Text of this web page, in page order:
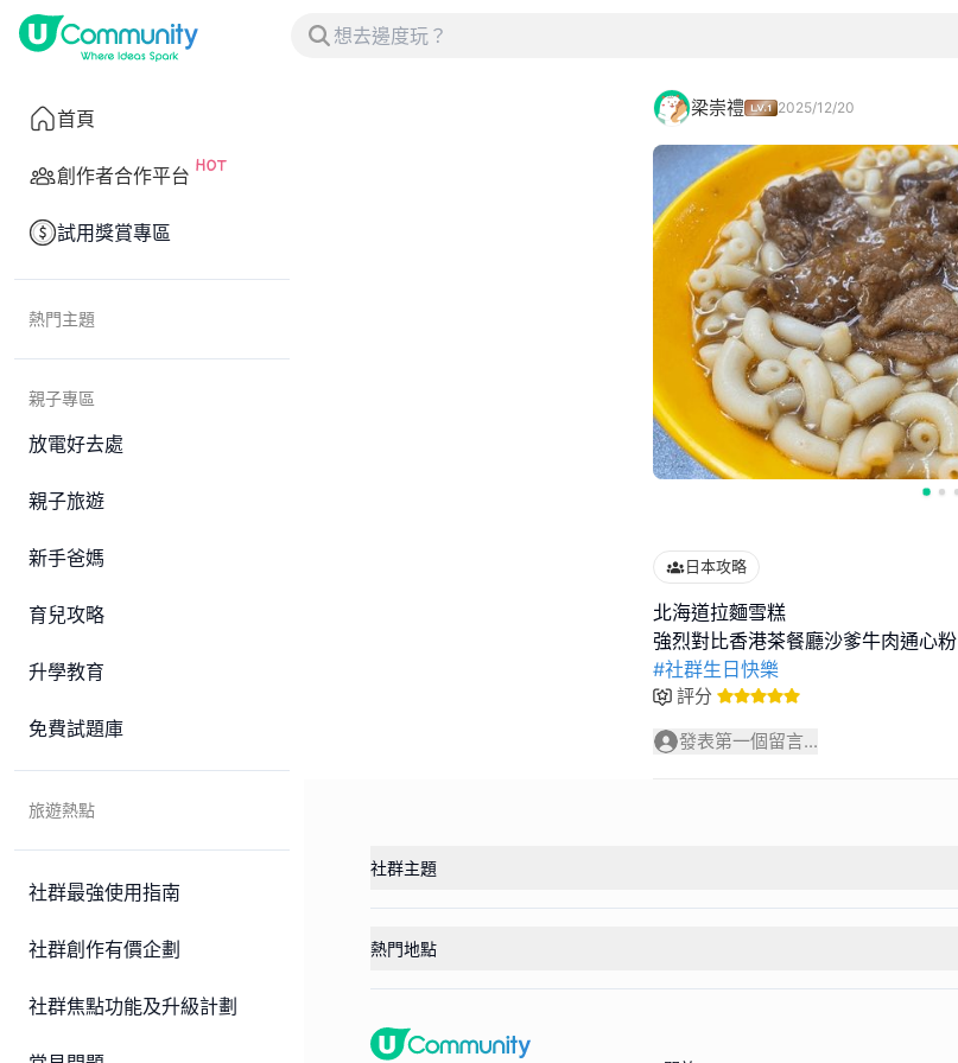
首頁
創作者合作平台
試用獎賞專區
熱門主題
親子專區
放電好去處
親子旅遊
新手爸媽
育兒攻略
升學教育
免費試題庫
旅遊熱點
社群最強使用指南
社群創作有價企劃
社群焦點功能及升級計劃
梁崇禮 2025/12/20
日本攻略
北海道拉麵雪糕
#社群生日快樂
評分
發表第一個留言...
社群主題
熱門地點